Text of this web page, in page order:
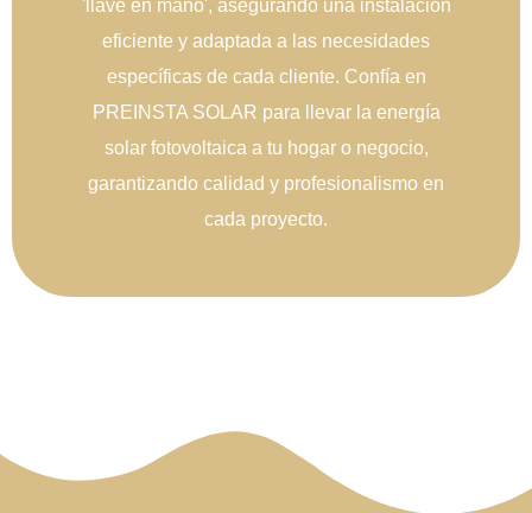
'llave en mano', asegurando una instalación
eficiente y adaptada a las necesidades
específicas de cada cliente. Confía en
PREINSTA SOLAR para llevar la energía
solar fotovoltaica a tu hogar o negocio,
garantizando calidad y profesionalismo en
cada proyecto.